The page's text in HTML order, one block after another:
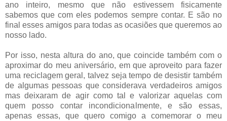
ano inteiro, mesmo que não estivessem fisicamente
sabemos que com eles podemos sempre contar. E são no
final esses amigos para todas as ocasiões que queremos ao
nosso lado.
Por isso, nesta altura do ano, que coincide também com o
aproximar do meu aniversário, em que aproveito para fazer
uma reciclagem geral, talvez seja tempo de desistir também
de algumas pessoas que considerava verdadeiros amigos
mas deixaram de agir como tal e valorizar aquelas com
quem posso contar incondicionalmente, e são essas,
apenas essas, que quero comigo a comemorar o meu